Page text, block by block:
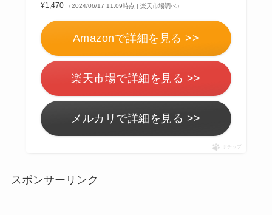
¥1,470
（2024/06/17 11:09時点 | 楽天市場調べ）
Amazonで詳細を見る >>
楽天市場で詳細を見る >>
メルカリで詳細を見る >>
ポチップ
スポンサーリンク